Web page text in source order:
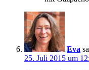
Eva
25. Juli 2015 um